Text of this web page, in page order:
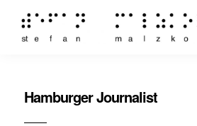
Hamburger Journalist